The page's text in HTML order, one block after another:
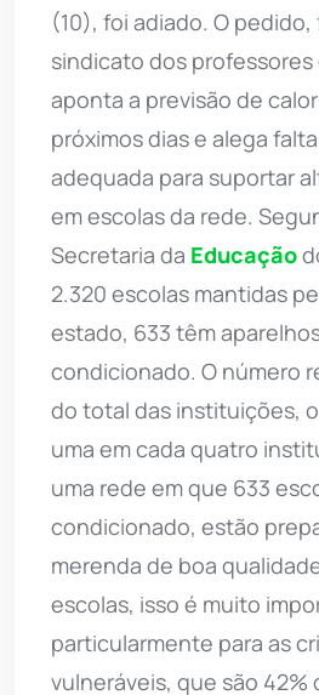
(10), foi adiado. O
sindicato dos professores
aponta a previsão de
próximos dias e alega
adequada para suportar
em escolas da rede.
Secretaria da Educação
2.320 escolas mantidas
estado, 633 têm
condicionado. O número
do total das instituições,
uma em cada quatro
uma rede em que 633
condicionado, estão
merenda de boa
escolas, isso é muito
particularmente para as
vulneráveis, que são 42%